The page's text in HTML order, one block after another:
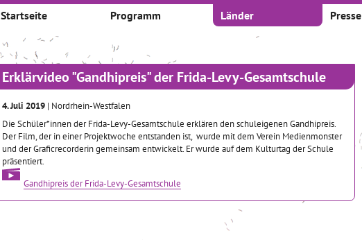
Startseite Programm Länder Presse
Erklärvideo "Gandhipreis" der Frida-Levy-Gesamtschule
4. Juli 2019 | Nordrhein-Westfalen
Die Schüler*innen der Frida-Levy-Gesamtschule erklären den schuleigenen Gandhipreis.
Der Film, der in einer Projektwoche entstanden ist, wurde mit dem Verein Medienmonster
und der Graficrecorderin gemeinsam entwickelt. Er wurde auf dem Kulturtag der Schule
präsentiert.
Gandhipreis der Frida-Levy-Gesamtschule